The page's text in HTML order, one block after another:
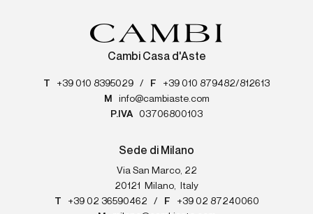
Cambi Casa d'Aste
T +39 010 8395029 / F
+39 010 879482/812613
M
info@cambiaste.com
P.IVA
03706800103
Sede di Milano
Via San Marco, 22
20121
Milano,
Italy
T
+39 02 36590462 / F
+39 02 87240060